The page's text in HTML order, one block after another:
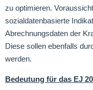
zu optimieren.
sozialdatenbasierte
Abrechnungsdaten der
Diese sollen ebenfalls
werden.
Bedeutung für das EJ